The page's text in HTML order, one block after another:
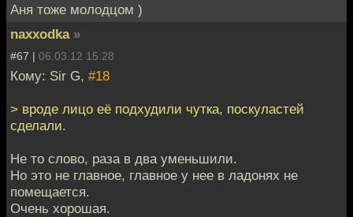
Аня тоже молодцом )
naxxodka »
#67 | 06.03.12 15:28
Кому: Sir G, #18
> вроде лицо её подхудили чутка, поскуластей
сделали.
Не то слово, раза в два уменьшили.
Но это не главное, главное у нее в ладонях не
помещается.
Очень хорошая.